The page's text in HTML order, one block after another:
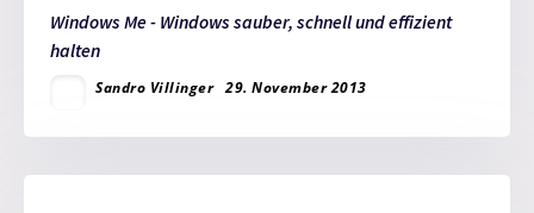
Windows Me - Windows sauber, schnell und effizient
halten
Sandro Villinger 29. November 2013